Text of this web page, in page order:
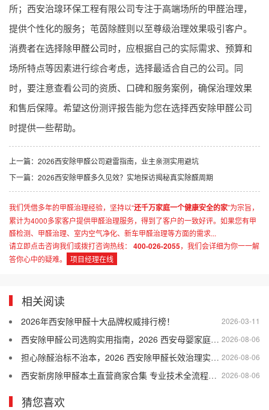
所；西安治瑔环保工程有限公司专注于高端场所的甲醛治理，
提供个性化的服务；芚茵除醛则以至尊级治理效果吸引客户。
消费者在选择除甲醛公司时，应根据自己的实际需求、预算和
场所特点等因素进行综合考虑，选择最适合自己的公司。同
时，要注意查看公司的资质、口碑和服务案例，确保治理效果
和售后保障。希望这份测评报告能为您在选择西安除甲醛公司
时提供一些帮助。
上一篇： 2026西安除甲醛公司避雷指南，业主亲测实用避坑
下一篇： 2026西安除甲醛多久见效？实地探访揭秘真实除醛周期
我们凭借多年的甲醛治理经验，坚持以“还千万家庭一个健康安全的家”为宗旨，
累计为4000多家客户提供甲醛治理服务，得到了客户的一致好评。如果您有甲
醛检测、甲醛治理、室内空气净化、新车甲醛治理等方面的需求...
请立即点击咨询我们或拨打咨询热线：
400-026-2055，我们会详细为你一一解
答你心中的疑难。
项目经理在线
相关阅读
2026-03-11
2026年西安除甲醛十大品牌权威排行榜！
2026-08-06
西安除甲醛公司选购实用指南，2026 西安母婴家庭适配的除甲醛公司盘点
2026-08-06
担心除醛治标不治本，2026 西安除甲醛长效治理实用干货
2026-08-06
西安新房除甲醛本土直营商家合集 专业技术全流程售后口碑优选
猜您喜欢